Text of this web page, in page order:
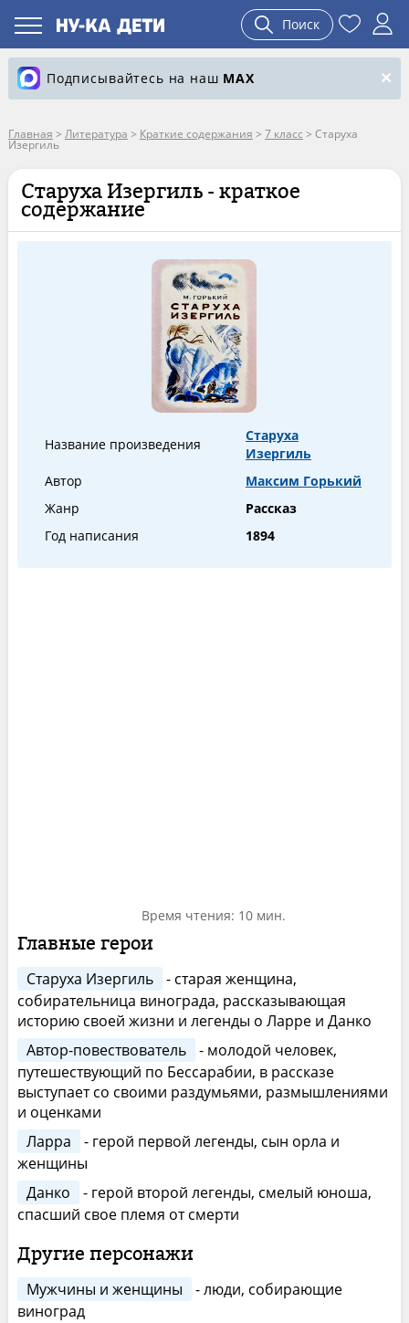
Поиск
Подписывайтесь на наш MAX
Главная > Литература > Краткие содержания > 7 класс > Старуха
Изергиль
Старуха Изергиль - краткое
содержание
Название произведения
Старуха
Изергиль
Автор
Максим Горький
Жанр
Рассказ
Год написания
1894
Время чтения: 10 мин.
Главные герои
Старуха Изергиль
- старая женщина,
собирательница винограда, рассказывающая
историю своей жизни и легенды о Ларре и Данко
Автор-повествователь
- молодой человек,
путешествующий по Бессарабии, в рассказе
выступает со своими раздумьями, размышлениями
и оценками
Ларра
- герой первой легенды, сын орла и
женщины
Данко
- герой второй легенды, смелый юноша,
спасший свое племя от смерти
Другие персонажи
Мужчины и женщины
- люди, собирающие
виноград